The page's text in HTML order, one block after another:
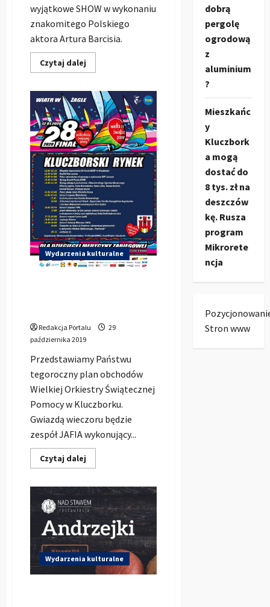
wyjątkowe SHOW w wykonaniu
znakomitego Polskiego
aktora Artura Barcisia.
Czytaj dalej
się
Artur
Barciś
Show
w
Kluczborku
11.11.2019r.
Wydarzenia kulturalne
Redakcja Portalu
29
października 2019
Przedstawiamy Państwu
tegoroczny plan obchodów
Wielkiej Orkiestry Świątecznej
Pomocy w Kluczborku.
Gwiazdą wieczoru będzie
zespół JAFIA wykonujący...
Czytaj dalej
się
WOŚP
2020
w
Kluczborku.
Gwiazda
wieczoru
JAFIA.
Zobacz
plakat
Wydarzenia kulturalne
dobrą
pergolę
ogrodową
z
aluminium
?
Mieszkańc
y
Kluczbork
a mogą
dostać do
8 tys. zł na
deszczów
kę. Rusza
program
Mikrorete
ncja
Stron www